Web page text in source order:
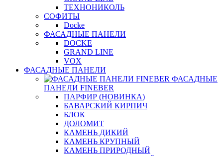
ТЕХНОНИКОЛЬ
СОФИТЫ
Docke
ФАСАДНЫЕ ПАНЕЛИ
DOCKE
GRAND LINE
VOX
ФАСАДНЫЕ ПАНЕЛИ
ФАСАДНЫЕ
ПАНЕЛИ FINEBER
ПАРФИР (НОВИНКА)
БАВАРСКИЙ КИРПИЧ
БЛОК
ДОЛОМИТ
КАМЕНЬ ДИКИЙ
КАМЕНЬ КРУПНЫЙ
КАМЕНЬ ПРИРОДНЫЙ